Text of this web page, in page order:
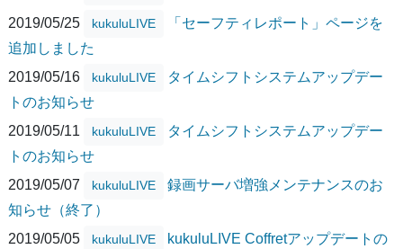
2019/05/25 kukuluLIVE
「セーフティレポート」ページを
追加しました
2019/05/16
kukuluLIVE
タイムシフトシステムアップデー
トのお知らせ
2019/05/11
kukuluLIVE
タイムシフトシステムアップデー
トのお知らせ
2019/05/07
kukuluLIVE
録画サーバ増強メンテナンスのお
知らせ（終了）
2019/05/05
kukuluLIVE
kukuluLIVE Coffretアップデートの